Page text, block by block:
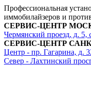
Профессиональная
иммобилайзеров и
СЕРВИС-ЦЕНТР
Чермянский проезд, д. 5,
СЕРВИС-ЦЕНТР
Центр - пр. Гагарина, д.
Север - Лахтинский